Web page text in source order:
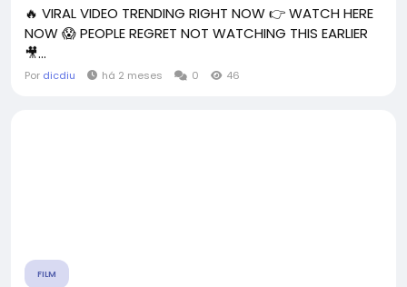
🔥 VIRAL VIDEO TRENDING RIGHT NOW 👉 WATCH HERE
NOW 😱 PEOPLE REGRET NOT WATCHING THIS EARLIER
🎥...
Por dicdiu há 2 meses 0 46
FILM